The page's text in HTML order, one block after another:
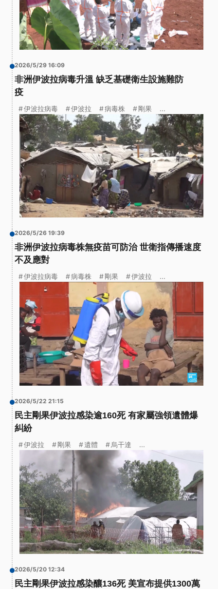
2026/5/29 16:09
非洲伊波拉病毒升溫 缺乏基礎衛生設施難防
疫
伊波拉病毒 伊波拉 病毒株 剛果 ...
2026/5/26 19:39
非洲伊波拉病毒株無疫苗可防治 世衛指傳播速度
不及應對
伊波拉病毒 病毒株 剛果 伊波拉 ...
2026/5/22 21:15
民主剛果伊波拉感染逾160死 有家屬強領遺體爆
糾紛
伊波拉 剛果 遺體 烏干達 ...
2026/5/20 12:34
民主剛果伊波拉感染釀136死 美宣布提供1300萬